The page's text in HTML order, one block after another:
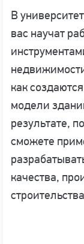
В
вас научат
как
модели
результате,
сможете
качества,